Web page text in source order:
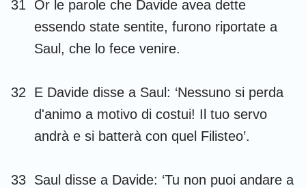
31
Or le parole che Davide avea dette
essendo state sentite, furono riportate a
Saul, che lo fece venire.
32
E Davide disse a Saul: ‘Nessuno si perda
d'animo a motivo di costui! Il tuo servo
andrà e si batterà con quel Filisteo’.
33 Saul disse a Davide: ‘Tu non puoi andare a